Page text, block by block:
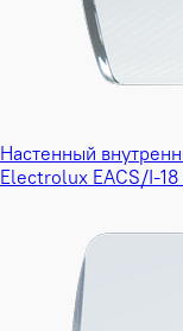
Настенный
Electrolux EACS/I-